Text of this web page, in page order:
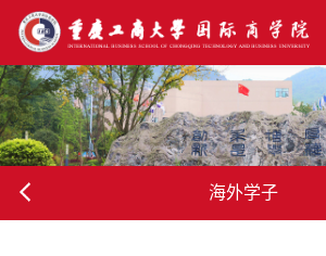
海外学子